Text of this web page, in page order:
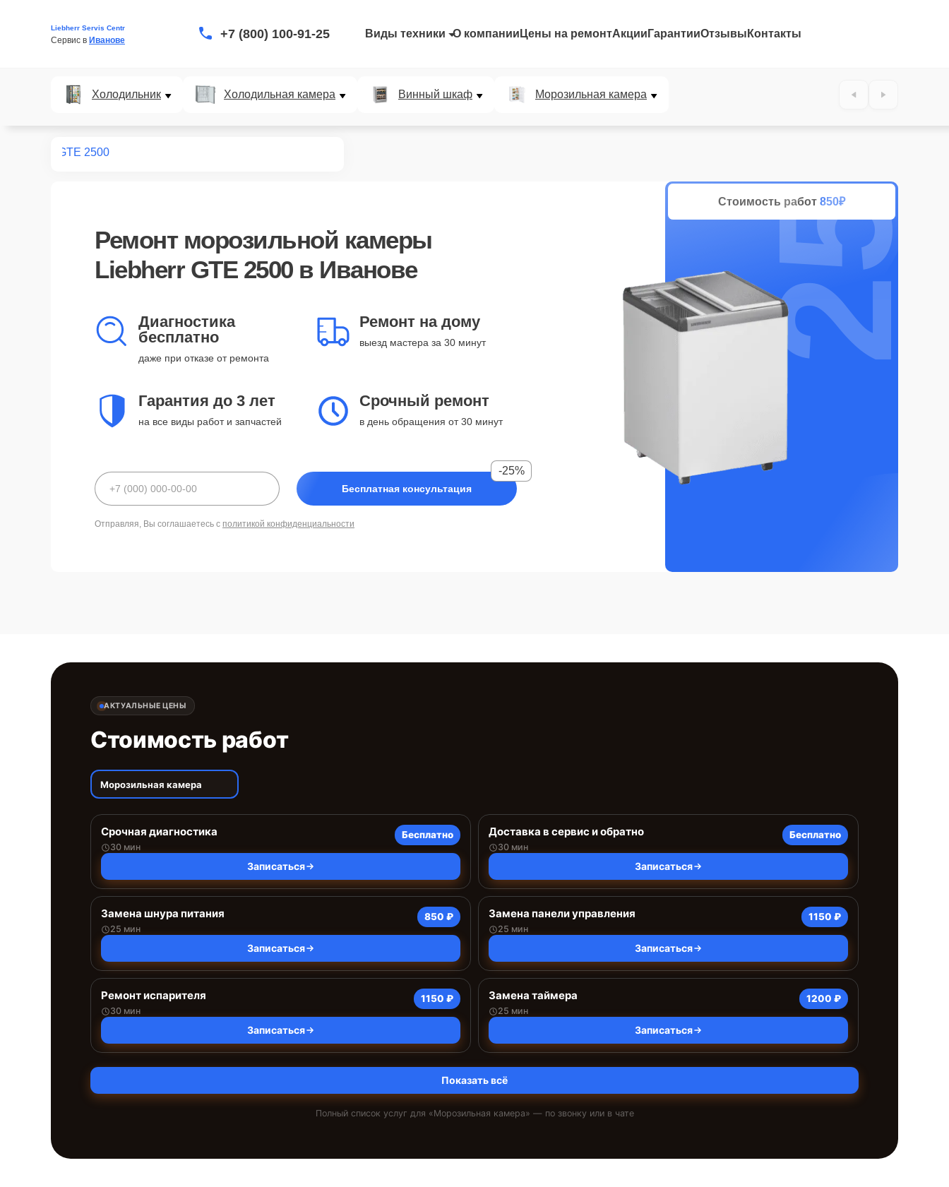
Liebherr Servis Centr
Сервис в Иванове +7 (800) 100-91-25 Виды техники О компании Цены на ремонтАкции ГарантииОтзывы Контакты
Холодильник Холодильная камера Винный шкаф Морозильная камера
GTE 2500
Ремонт морозильной камеры
Liebherr GTE 2500в Иванове
Диагностика
бесплатно
даже при отказе от ремонта
Ремонт на дому
выезд мастера за 30 минут
Гарантия до 3 лет
на все виды работ и запчастей
Срочный ремонт
в день обращения от 30 минут
Бесплатная консультация
-25%
Отправляя, Вы соглашаетесь с политикой конфиденциальности
Стоимость работ 850₽
25%
АКТУАЛЬНЫЕ ЦЕНЫ
Стоимость работ
Морозильная камера
Срочная диагностика
30 мин
Бесплатно
Записаться
Доставка в сервис и обратно
30 мин
Бесплатно
Записаться
Замена шнура питания
25 мин
850 ₽
Записаться
Замена панели управления
25 мин
1150 ₽
Записаться
Ремонт испарителя
30 мин
1150 ₽
Записаться
Замена таймера
25 мин
1200 ₽
Записаться
Показать всё
Полный список услуг для «Морозильная камера» — по звонку или в чате